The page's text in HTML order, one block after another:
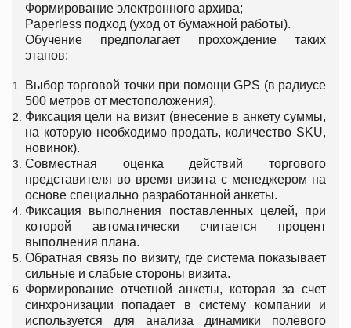
Формирование электронного архива;
Paperless подход (уход от бумажной работы).
Обучение предполагает прохождение таких
этапов:
Выбор торговой точки при помощи GPS (в радиусе
500 метров от местоположения).
Фиксация цели на визит (внесение в анкету суммы,
на которую необходимо продать, количество SKU,
новинок).
Совместная оценка действий торгового
представителя во время визита с менеджером на
основе специально разработанной анкеты.
Фиксация выполнения поставленных целей, при
которой автоматически считается процент
выполнения плана.
Обратная связь по визиту, где система показывает
сильные и слабые стороны визита.
Формирование отчетной анкеты, которая за счет
синхронизации попадает в систему компании и
используется для анализа динамики полевого